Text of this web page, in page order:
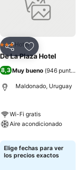
CompartirAgregar a
3 Estrellas
Hotel
De La Plaza Hotel
8,3 Muy bueno (946
Maldonado, Uruguay
Wi-Fi gratis
Aire acondicionado
Elige fechas para ver
los precios exactos